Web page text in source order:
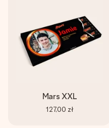
Mars XXL
127,00 zł